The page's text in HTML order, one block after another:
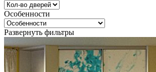
Особенности
Развернуть фильтры